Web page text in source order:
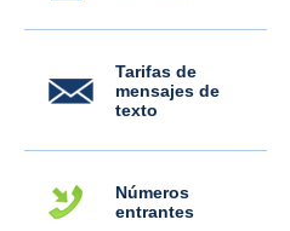
Tarifas de
mensajes de
texto
Números
entrantes